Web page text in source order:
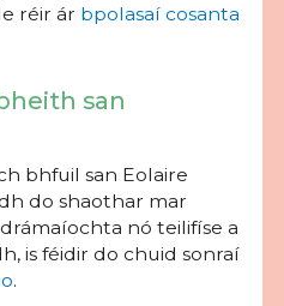
réir ár bpolasaí cosanta
san
bhfuil san Eolaire
do shaothar mar
nó teilifíse a
is féidir do chuid sonraí
.